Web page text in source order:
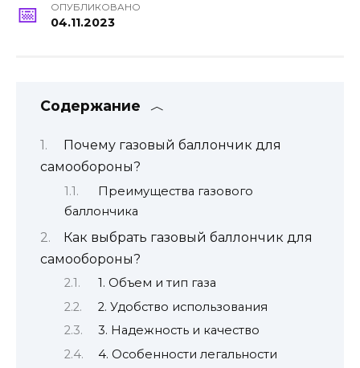
ОПУБЛИКОВАНО
04.11.2023
Содержание
Почему газовый баллончик для
самообороны?
Преимущества газового
баллончика
Как выбрать газовый баллончик для
самообороны?
1. Объем и тип газа
2. Удобство использования
3. Надежность и качество
4. Особенности легальности